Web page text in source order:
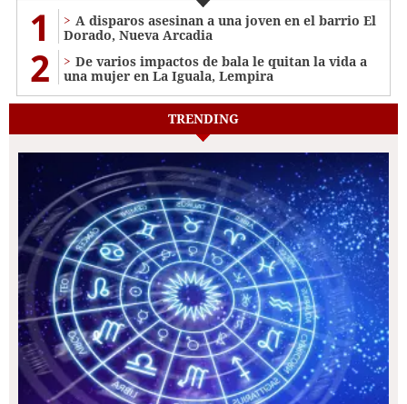
1
A disparos asesinan a una joven en el barrio El
Dorado, Nueva Arcadia
2
De varios impactos de bala le quitan la vida a
una mujer en La Iguala, Lempira
TRENDING